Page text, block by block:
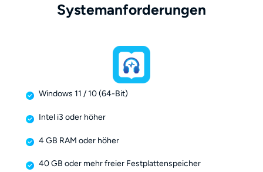
Systemanforderungen
Windows 11 / 10 (64-Bit)
Intel i3 oder höher
4 GB RAM oder höher
40 GB oder mehr freier Festplattenspeicher